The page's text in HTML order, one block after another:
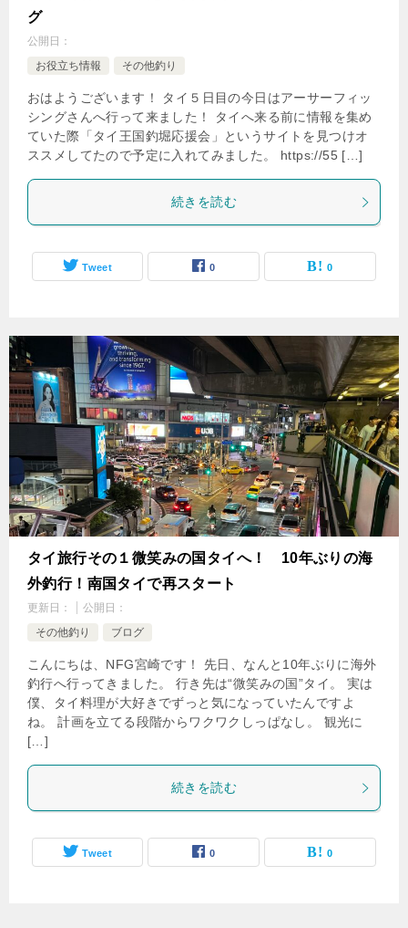
グ
公開日：
お役立ち情報
その他釣り
おはようございます！ タイ５日目の今日はアーサーフィッ
シングさんへ行って来ました！ タイへ来る前に情報を集め
ていた際「タイ王国釣堀応援会」というサイトを見つけオ
ススメしてたので予定に入れてみました。 https://55 […]
続きを読む
Tweet 0 0
タイ旅行その１微笑みの国タイへ！ 10年ぶりの海
外釣行！南国タイで再スタート
更新日：
公開日：
その他釣り
ブログ
こんにちは、NFG宮崎です！ 先日、なんと10年ぶりに海外
釣行へ行ってきました。 行き先は“微笑みの国”タイ。 実は
僕、タイ料理が大好きでずっと気になっていたんですよ
ね。 計画を立てる段階からワクワクしっぱなし。 観光に
[…]
続きを読む
Tweet 0 0